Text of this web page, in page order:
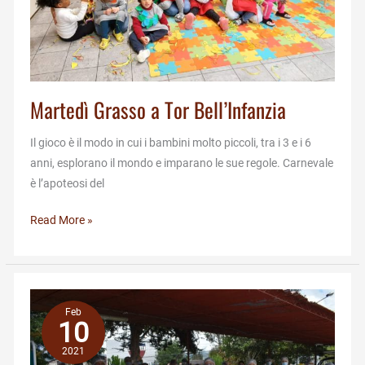
Martedì Grasso a Tor Bell’Infanzia
Il gioco è il modo in cui i bambini molto piccoli, tra i 3 e i 6
anni, esplorano il mondo e imparano le sue regole. Carnevale
è l’apoteosi del
Martedì
Bell’Infanzia
Read More »
Feb
10
2021